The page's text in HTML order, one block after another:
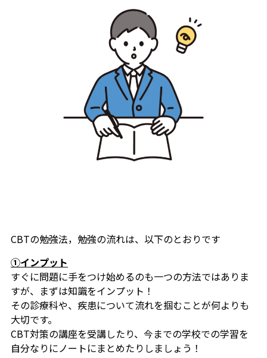
CBTの勉強法，勉強の流れは、以下のとおりです
①インプット
すぐに問題に手をつけ始めるのも一つの方法ではありま
すが、まずは知識をインプット！
その診療科や、疾患について流れを掴むことが何よりも
大切です。
CBT対策の講座を受講したり、今までの学校での学習を
自分なりにノートにまとめたりしましょう！